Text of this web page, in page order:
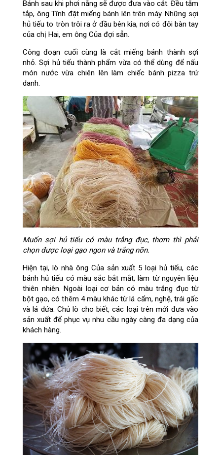
Bánh sau khi phơi nắng sẽ được đưa vào cắt. Đều tăm
tắp, ông Tĩnh đặt miếng bánh lên trên máy. Những sợi
hủ tiếu to tròn trôi ra ở đầu bên kia, nơi có đôi bàn tay
của chị Hai, em ông Của đợi sẵn.
Công đoạn cuối cùng là cắt miếng bánh thành sợi
nhỏ. Sợi hủ tiếu thành phẩm vừa có thể dùng để nấu
món nước vừa chiên lên làm chiếc bánh pizza trứ
danh.
Muốn sợi hủ tiếu có màu trắng đục, thơm thì phải
chọn được loại gạo ngon và trắng nõn.
Hiện tại, lò nhà ông Của sản xuất 5 loại hủ tiếu, các
bánh hủ tiếu có màu sắc bắt mắt, làm từ nguyên liệu
thiên nhiên. Ngoài loại cơ bản có màu trắng đục từ
bột gạo, có thêm 4 màu khác từ lá cẩm, nghệ, trái gấc
và lá dứa. Chủ lò cho biết, các loại trên mới đưa vào
sản xuất để phục vụ nhu cầu ngày càng đa dạng của
khách hàng.